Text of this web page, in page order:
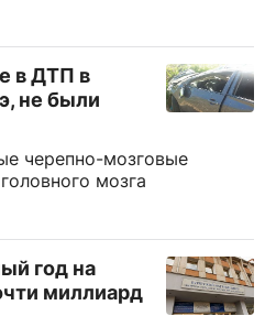
в ДТП в
не были
черепно-мозговые
мозга
год на
миллиард